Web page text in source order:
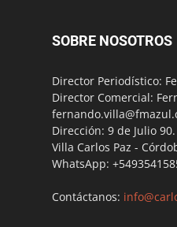
SOBRE NOSOTROS
Director Periodístico:
Director Comercial:
Dirección: 9 de Julio
Villa Carlos Paz -
WhatsApp:
Contáctanos: